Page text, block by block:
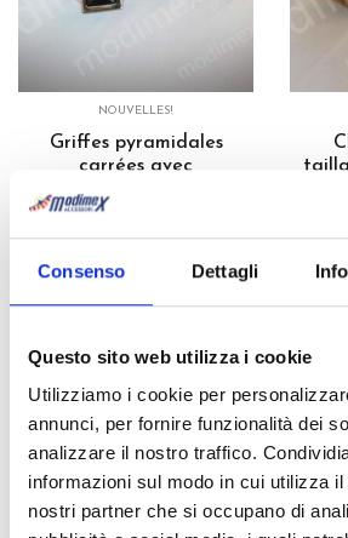
Consenso Dettagli
Questo sito web utilizza i cookie
Utilizziamo i cookie per
annunci, per fornire funzionalità dei
analizzare il nostro traffico.
informazioni sul modo in cui utilizza
nostri partner che si occupano di
NOUVELLES!
Griffes pyramidales
carrées avec
encadrement art.
PYR09